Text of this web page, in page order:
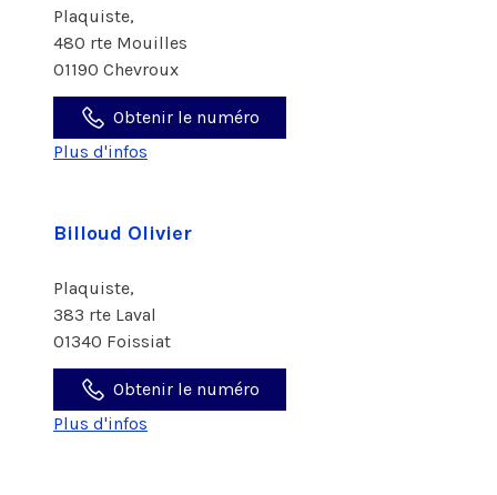
Plaquiste,
480 rte Mouilles
01190 Chevroux
Obtenir le numéro
Plus d'infos
Billoud Olivier
Plaquiste,
383 rte Laval
01340 Foissiat
Obtenir le numéro
Plus d'infos